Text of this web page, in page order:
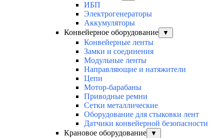
ИБП
Электрогенераторы
Аккумуляторы
Конвейерное оборудование
▼
Конвейерные ленты
Замки и соединения
Модульные ленты
Направляющие и натяжители
Цепи
Мотор-барабаны
Приводные ремни
Сетки металлические
Оборудование для стыковки лент
Датчики конвейерной безопасности
Крановое оборудование
▼